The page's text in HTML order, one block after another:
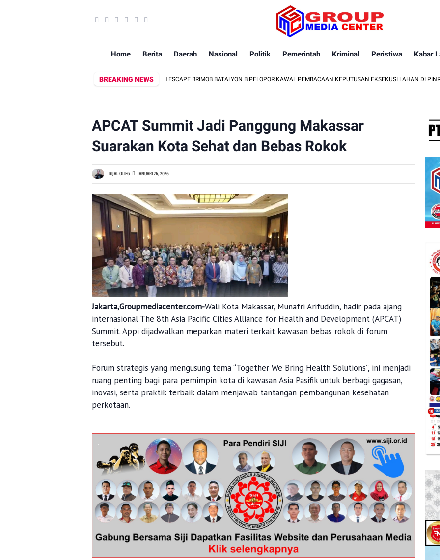
Home Berita Daerah Nasional Politik Pemerintah Kriminal Peristiwa Kabar
BREAKING NEWS
TIM ESCAPE BRIMOB BATALYON B PELOPOR KAWAL PEMBACAAN KEPUTUSAN EKSEKUSI LAHAN DI PINRANG
APCAT Summit Jadi Panggung Makassar
Suarakan Kota Sehat dan Bebas Rokok
RIJAL OLIEG JANUARI 26, 2026
Jakarta,Groupmediacenter.com-Wali Kota Makassar, Munafri Arifuddin, hadir pada ajang
internasional The 8th Asia Pacific Cities Alliance for Health and Development (APCAT)
Summit. Appi dijadwalkan meparkan materi terkait kawasan bebas rokok di forum
tersebut.
Forum strategis yang mengusung tema “Together We Bring Health Solutions”, ini menjadi
ruang penting bagi para pemimpin kota di kawasan Asia Pasifik untuk berbagi gagasan,
inovasi, serta praktik terbaik dalam menjawab tantangan pembangunan kesehatan
perkotaan.